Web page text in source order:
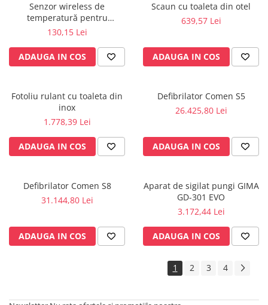
Garouri
Ochelari de protectie
Cabluri EKG (10 fire)
Electrozi ECG / EKG
Sonde US
Turbine
Filtre antibacteriene
Piese bucale
Clesti nazali
Investigare si diagnostic
Senzor wireless de
temperatură pentru
KlimaLogg Pro - 30.3181IT
130,15 Lei
ADAUGA IN COS
Scaun cu toaleta din otel
639,57 Lei
ADAUGA IN COS
Fotoliu rulant cu toaleta din
inox
1.778,39 Lei
ADAUGA IN COS
Defibrilator Comen S5
26.425,80 Lei
ADAUGA IN COS
Defibrilator Comen S8
31.144,80 Lei
ADAUGA IN COS
Aparat de sigilat pungi GIMA
GD-301 EVO
3.172,44 Lei
ADAUGA IN COS
1 2 3 4